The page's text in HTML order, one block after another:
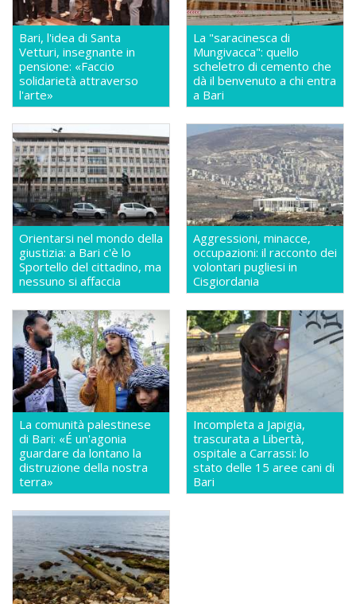
Bari, l'idea di Santa
Vetturi, insegnante in
pensione: «Faccio
solidarietà attraverso
l'arte»
La "saracinesca di
Mungivacca": quello
scheletro di cemento che
dà il benvenuto a chi entra
a Bari
Orientarsi nel mondo della
giustizia: a Bari c'è lo
Sportello del cittadino, ma
nessuno si affaccia
Aggressioni, minacce,
occupazioni: il racconto dei
volontari pugliesi in
Cisgiordania
La comunità palestinese
di Bari: «É un'agonia
guardare da lontano la
distruzione della nostra
terra»
Incompleta a Japigia,
trascurata a Libertà,
ospitale a Carrassi: lo
stato delle 15 aree cani di
Bari